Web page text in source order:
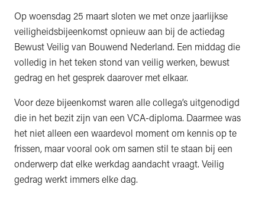
Op woensdag 25 maart sloten we met onze jaarlijkse
veiligheidsbijeenkomst opnieuw aan bij de actiedag
Bewust Veilig van Bouwend Nederland. Een middag die
volledig in het teken stond van veilig werken, bewust
gedrag en het gesprek daarover met elkaar.
Voor deze bijeenkomst waren alle collega’s uitgenodigd
die in het bezit zijn van een VCA-diploma. Daarmee was
het niet alleen een waardevol moment om kennis op te
frissen, maar vooral ook om samen stil te staan bij een
onderwerp dat elke werkdag aandacht vraagt. Veilig
gedrag werkt immers elke dag.